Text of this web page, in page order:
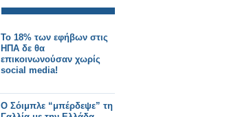
Το 18% των εφήβων στις
ΗΠΑ δε θα
επικοινωνούσαν χωρίς
social media!
Ο Σόιμπλε “μπέρδεψε” τη